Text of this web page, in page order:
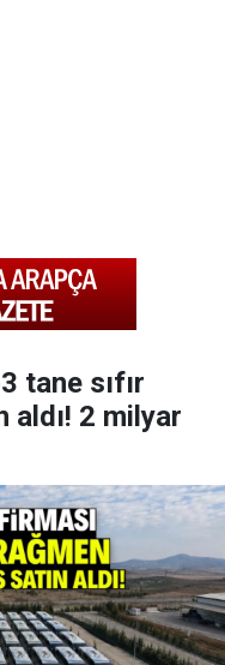
tane sıfır
aldı! 2 milyar